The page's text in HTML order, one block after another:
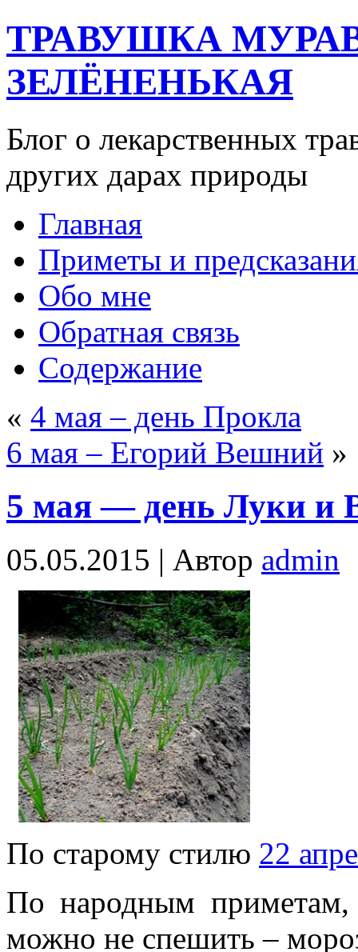
ТРАВУШКА
ЗЕЛЁНЕНЬКАЯ
Блог о лекарственных
других дарах природы
Главная
Приметы и
Обо мне
Обратная связь
Содержание
« 4 мая – день Прокла
6 мая – Егорий Вешний »
5 мая — день Луки и
05.05.2015 | Автор admin
По старому стилю 22
По народным
можно не спешить –